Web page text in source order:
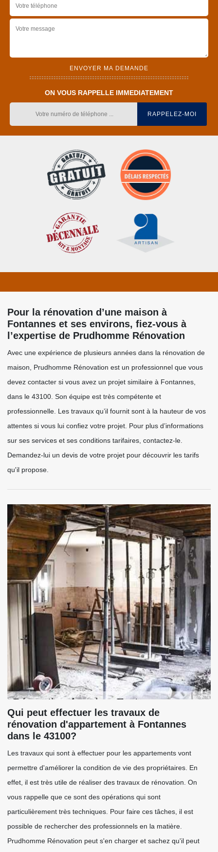
ON VOUS RAPPELLE IMMEDIATEMENT
Pour la rénovation d’une maison à
Fontannes et ses environs, fiez-vous à
l’expertise de Prudhomme Rénovation
Avec une expérience de plusieurs années dans la rénovation de
maison, Prudhomme Rénovation est un professionnel que vous
devez contacter si vous avez un projet similaire à Fontannes,
dans le 43100. Son équipe est très compétente et
professionnelle. Les travaux qu’il fournit sont à la hauteur de vos
attentes si vous lui confiez votre projet. Pour plus d’informations
sur ses services et ses conditions tarifaires, contactez-le.
Demandez-lui un devis de votre projet pour découvrir les tarifs
qu'il propose.
Qui peut effectuer les travaux de
rénovation d'appartement à Fontannes
dans le 43100?
Les travaux qui sont à effectuer pour les appartements vont
permettre d'améliorer la condition de vie des propriétaires. En
effet, il est très utile de réaliser des travaux de rénovation. On
vous rappelle que ce sont des opérations qui sont
particulièrement très techniques. Pour faire ces tâches, il est
possible de rechercher des professionnels en la matière.
Prudhomme Rénovation peut s'en charger et sachez qu'il peut